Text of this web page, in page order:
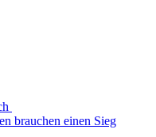
brauchen einen Sieg